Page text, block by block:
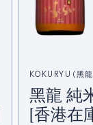
KOKURYU (黑
黑龍 純
[香港在